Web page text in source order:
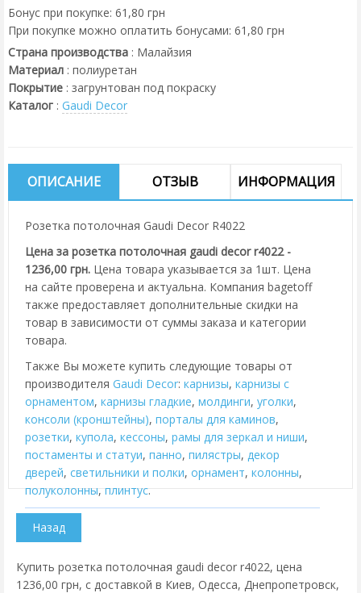
Бонус при покупке: 61,80 грн
При покупке можно оплатить бонусами: 61,80 грн
Страна производства : Малайзия
Материал : полиуретан
Покрытие : загрунтован под покраску
Каталог : Gaudi Decor
ОПИСАНИЕ ОТЗЫВ ИНФОРМАЦИЯ
Розетка потолочная Gaudi Decor R4022
Цена за розетка потолочная gaudi decor r4022 -
1236,00 грн. Цена товара указывается за 1шт. Цена
на сайте проверена и актуальна. Компания bagetoff
также предоставляет дополнительные скидки на
товар в зависимости от суммы заказа и категории
товара.
Также Вы можете купить следующие товары от
производителя Gaudi Decor: карнизы, карнизы с
орнаментом, карнизы гладкие, молдинги, уголки,
консоли (кронштейны), порталы для каминов,
розетки, купола, кессоны, рамы для зеркал и ниши,
постаменты и статуи, панно, пилястры, декор
дверей, cветильники и полки, орнамент, колонны,
полуколонны, плинтус.
Купить розетка потолочная gaudi decor r4022, цена
1236,00 грн, с доставкой в Киев, Одесса, Днепропетровск,